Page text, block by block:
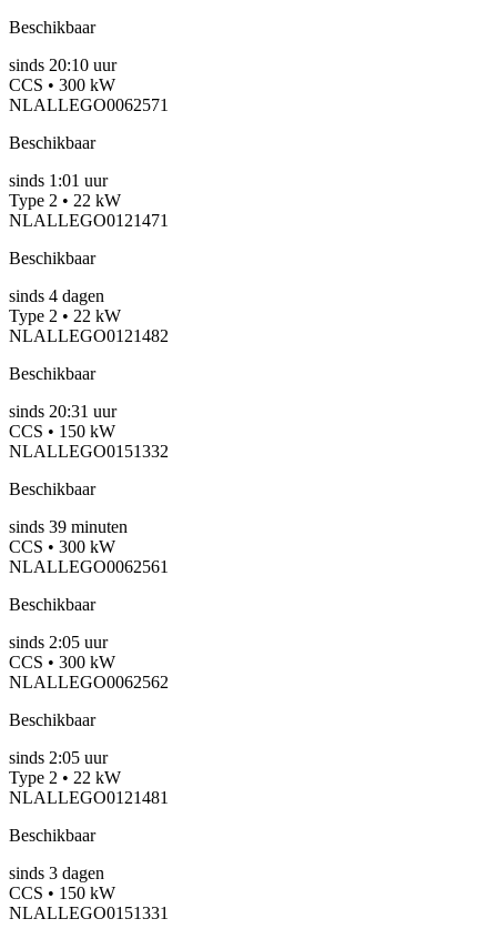
Beschikbaar
sinds 20:10 uur
CCS • 300 kW
NLALLEGO0062571
Beschikbaar
sinds 1:01 uur
Type 2 • 22 kW
NLALLEGO0121471
Beschikbaar
sinds 4 dagen
Type 2 • 22 kW
NLALLEGO0121482
Beschikbaar
sinds 20:31 uur
CCS • 150 kW
NLALLEGO0151332
Beschikbaar
sinds 39 minuten
CCS • 300 kW
NLALLEGO0062561
Beschikbaar
sinds 2:05 uur
CCS • 300 kW
NLALLEGO0062562
Beschikbaar
sinds 2:05 uur
Type 2 • 22 kW
NLALLEGO0121481
Beschikbaar
sinds 3 dagen
CCS • 150 kW
NLALLEGO0151331